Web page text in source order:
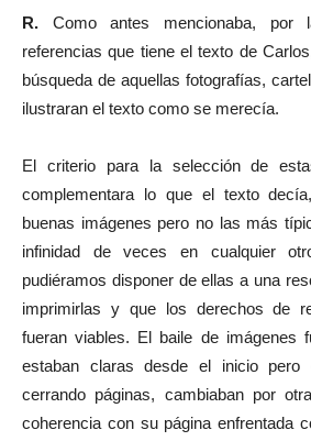
R. Como antes mencionaba, por
referencias que tiene el texto de
búsqueda de aquellas fotografías,
ilustraran el texto como se merecía.
El criterio para la selección de
complementara lo que el texto
buenas imágenes pero no las más
infinidad de veces en cualquier
pudiéramos disponer de ellas a una
imprimirlas y que los derechos de
fueran viables. El baile de imágenes
estaban claras desde el inicio pero
cerrando páginas, cambiaban por
coherencia con su página enfrentada